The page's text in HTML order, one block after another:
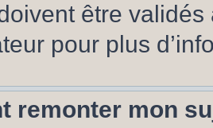
être validés
pour plus
remonter mon